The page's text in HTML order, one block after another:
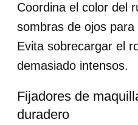
Coordina el color del
sombras de ojos
Evita sobrecargar el
demasiado intensos.
Fijadores de
duradero